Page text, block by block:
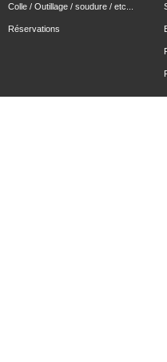
Colle / Outillage / soudure / etc...
Réservations